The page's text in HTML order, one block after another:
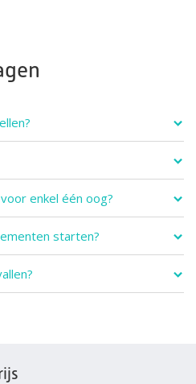
enkel één oog?
starten?